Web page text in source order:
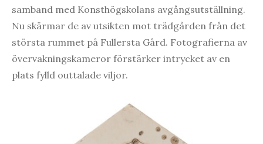
samband med Konsthögskolans avgångsutställning.
Nu skärmar de av utsikten mot trädgården från det
största rummet på Fullersta Gård. Fotografierna av
övervakningskameror förstärker intrycket av en
plats fylld outtalade viljor.